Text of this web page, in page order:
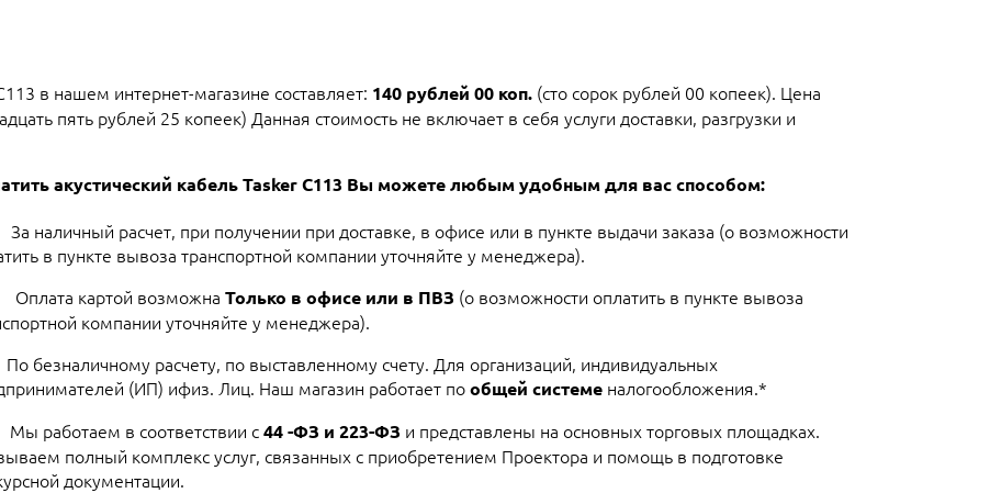
в нашем интернет-магазине составляет: 140 рублей 00 коп. (сто сорок рублей 00 копеек). Цена
пять рублей 25 копеек) Данная стоимость не включает в себя услуги доставки, разгрузки и
акустический кабель Tasker C113 Вы можете любым удобным для вас способом:
За наличный расчет, при получении при доставке, в офисе или в пункте выдачи заказа (о возможности
в пункте вывоза транспортной компании уточняйте у менеджера).
Оплата картой возможна Только в офисе или в ПВЗ (о возможности оплатить в пункте вывоза
компании уточняйте у менеджера).
По безналичному расчету, по выставленному счету. Для организаций, индивидуальных
(ИП) ифиз. Лиц. Наш магазин работает пообщей системеналогообложения.*
Мы работаем в соответствии с44 -ФЗ и 223-ФЗ и представлены на основных торговых площадках.
полный комплекс услуг, связанных с приобретением Проектора и помощь в подготовке
документации.